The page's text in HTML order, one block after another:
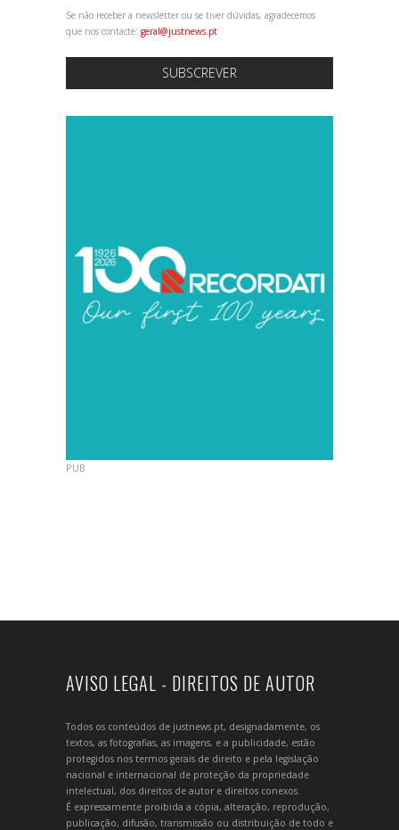
Se não receber a newsletter ou se tiver dúvidas, agradecemos
que nos contacte: geral@justnews.pt
SUBSCREVER
PUB
AVISO LEGAL - DIREITOS DE AUTOR
Todos os conteúdos de justnews.pt, designadamente, os
textos, as fotografias, as imagens, e a publicidade, estão
protegidos nos termos gerais de direito e pela legislação
nacional e internacional de proteção da propriedade
intelectual, dos direitos de autor e direitos conexos.
É expressamente proibida a cópia, alteração, reprodução,
publicação, difusão, transmissão ou distribuição de todo e